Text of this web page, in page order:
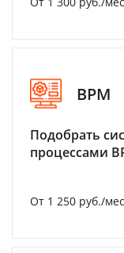
BPM
Подобрать
процессами
От 1 250 руб./